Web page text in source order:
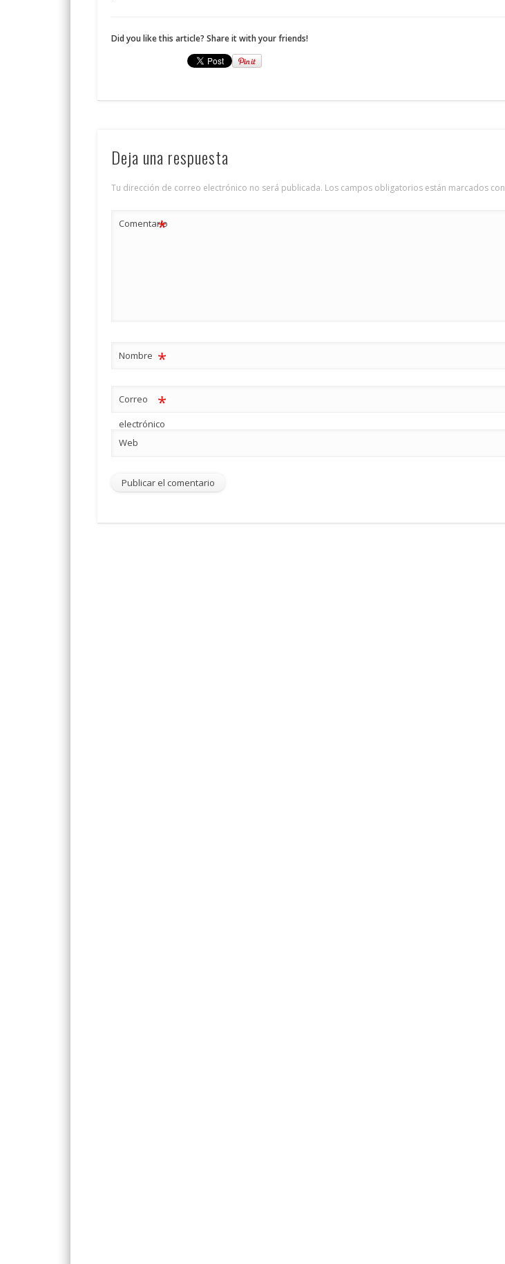
Did you like this article? Share it with your friends!
Deja una respuesta
Tu dirección de correo electrónico no será publicada. Los campos obligatorios están marcados con
Comentario
*
Nombre *
Correo
electrónico
*
Web